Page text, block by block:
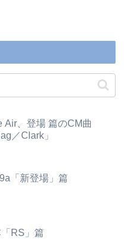
Air、登場 篇のCM曲
／Clark」
「新登場」篇
RS」篇